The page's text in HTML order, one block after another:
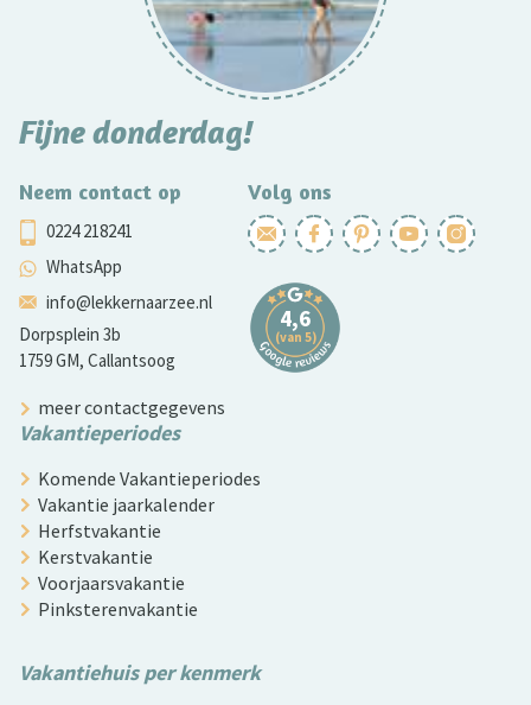
Fijne donderdag!
Neem contact op
0224 218241
WhatsApp
info@lekkernaarzee.nl
Dorpsplein 3b
1759 GM, Callantsoog
Volg ons
meer contactgegevens
Vakantieperiodes
Komende Vakantieperiodes
Vakantie jaarkalender
Herfstvakantie
Kerstvakantie
Voorjaarsvakantie
Pinksterenvakantie
Vakantiehuis per kenmerk